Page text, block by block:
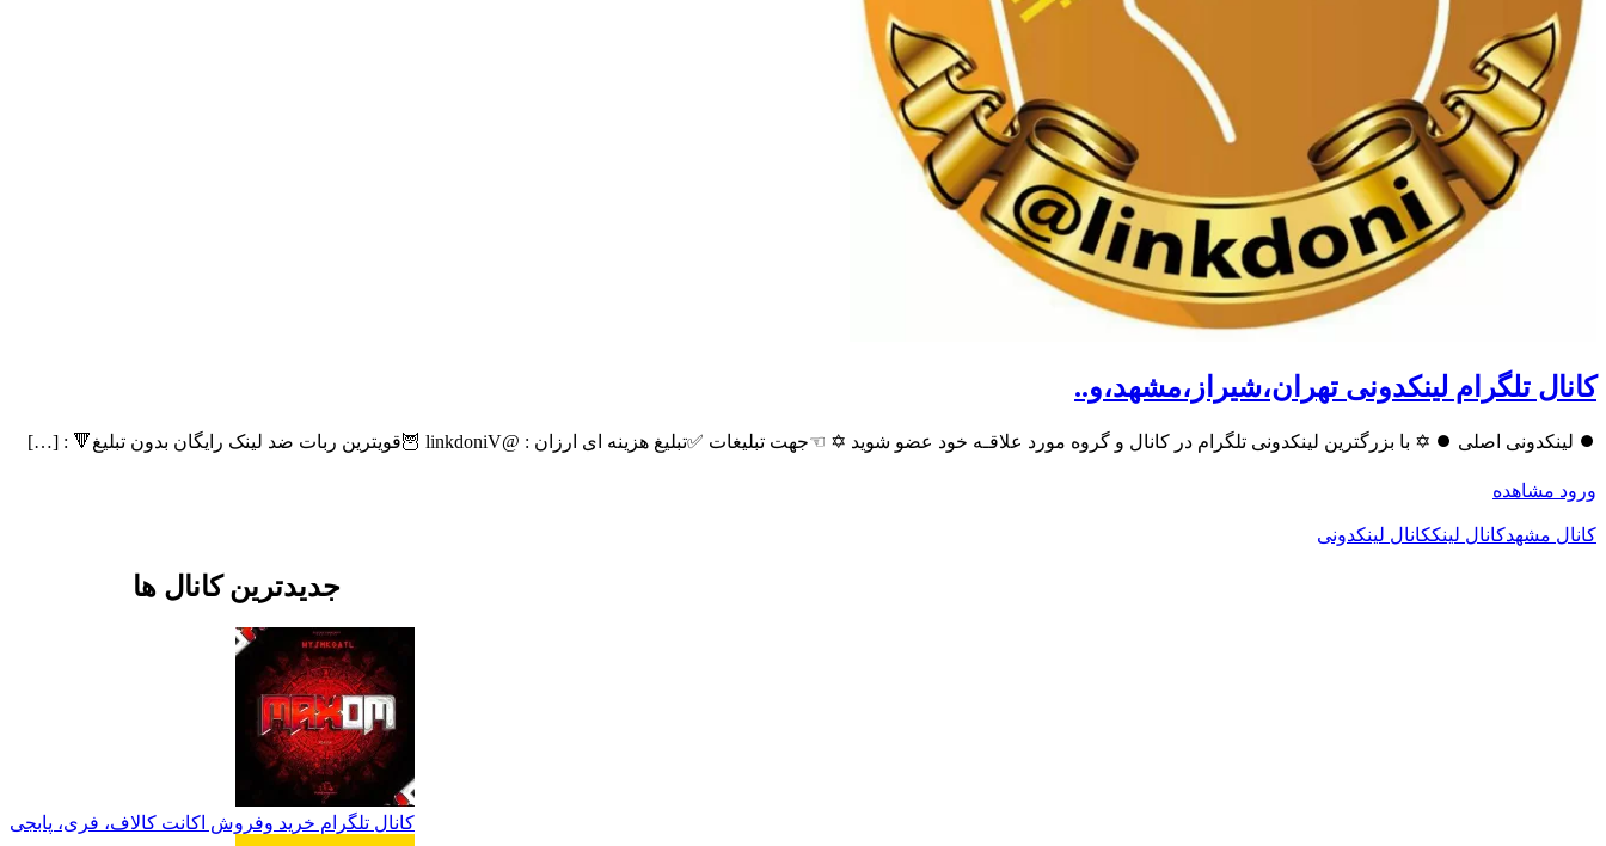
کانال تلگرام لینکدونی تهران،شیراز،مشهد،و..
⏺️ لینکدونی اصلی ⏺️ ✡️ با بزرگترین لینکدونی تلگرام در کانال و گروه مورد علاقـه خود عضو شوید ✡️ ☜جهت تبلیغات ✅تبلیغ هزینه ای ارزان : @linkdoniV 🦉قویترین ربات ضد لینک رایگان بدون تبلیغ🔻 : […]
ورود مشاهده
کانال مشهدکانال لینککانال لینکدونی
جدیدترین کانال ها
کانال تلگرام خرید وفروش اکانت کالاف، فری، پابجی